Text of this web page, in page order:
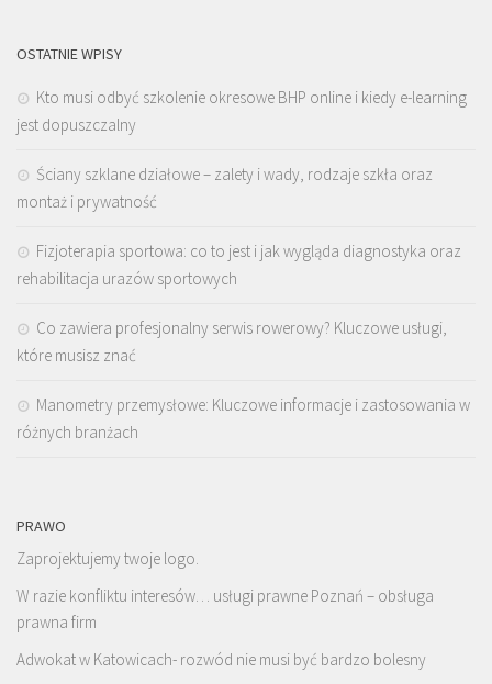
OSTATNIE WPISY
Kto musi odbyć szkolenie okresowe BHP online i kiedy e-learning
jest dopuszczalny
Ściany szklane działowe – zalety i wady, rodzaje szkła oraz
montaż i prywatność
Fizjoterapia sportowa: co to jest i jak wygląda diagnostyka oraz
rehabilitacja urazów sportowych
Co zawiera profesjonalny serwis rowerowy? Kluczowe usługi,
które musisz znać
Manometry przemysłowe: Kluczowe informacje i zastosowania w
różnych branżach
PRAWO
Zaprojektujemy twoje logo.
W razie konfliktu interesów… usługi prawne Poznań – obsługa
prawna firm
Adwokat w Katowicach- rozwód nie musi być bardzo bolesny